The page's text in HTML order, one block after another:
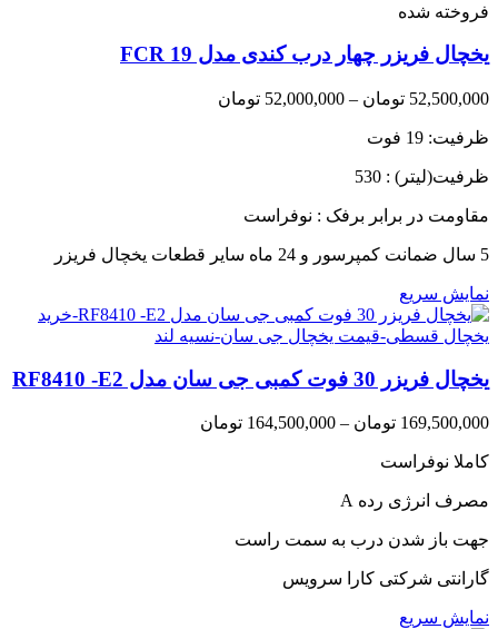
فروخته شده
یخچال فریزر چهار درب کندی مدل FCR 19
52,500,000 تومان –
52,000,000 تومان
ظرفیت: 19 فوت
ظرفیت(لیتر) : 530
مقاومت در برابر برفک : نوفراست
5 سال ضمانت کمپرسور و 24 ماه سایر قطعات یخچال فریزر
نمایش سریع
یخچال فریزر 30 فوت کمبی جی سان مدل RF8410 -E2
169,500,000 تومان –
164,500,000 تومان
کاملا نوفراست
مصرف انرژی رده A
جهت باز شدن درب به سمت راست
گارانتی شرکتی کارا سرویس
نمایش سریع